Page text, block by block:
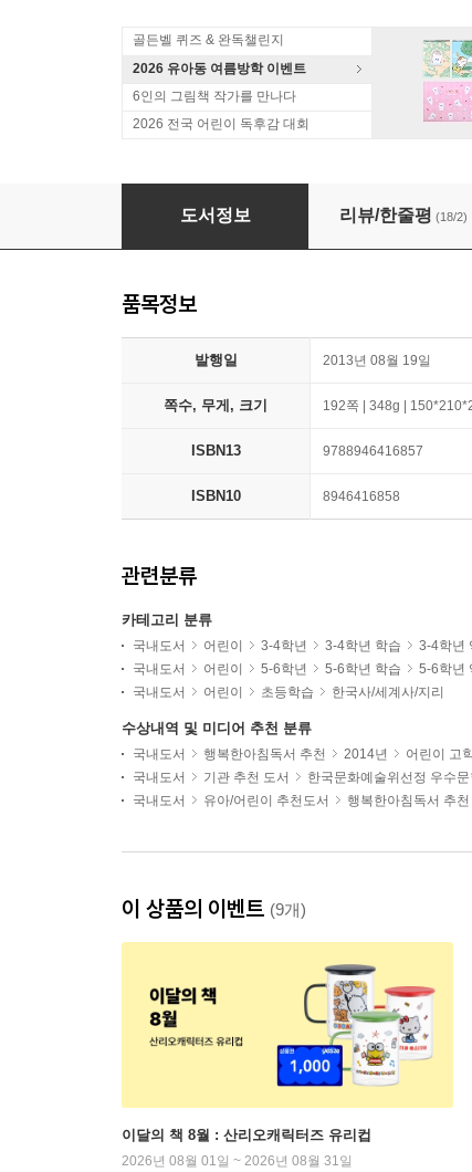
골든벨 퀴즈 & 완독챌린지
2026 유아동 여름방학 이벤트
6인의 그림책 작가를 만나다
2026 전국 어린이 독후감 대회
꿈꾸는 수렵도
도서정보 리뷰/한줄평 (18/2)
품목정보
발행일 2013년 08월 19일
쪽수, 무게, 크기 192쪽 | 348g |
ISBN13 9788946416857
ISBN10 8946416858
관련분류
카테고리 분류
국내도서 어린이 3-4학년 3-4학년 학습
3-4학년
국내도서
어린이 5-6학년 5-6학년 학습
5-6학년
국내도서
어린이 초등학습 한국사/세계사/지리
수상내역 및 미디어 추천 분류
국내도서 행복한아침독서 추천 2014년
어린이 고
국내도서
기관 추천 도서 한국문화예술위선정 우수
국내도서
유아/어린이 추천도서 행복한아침독서 추천
이 상품의 이벤트 (9개)
이달의 책 8월 : 산리오캐릭터즈 유리컵
2026년 08월 01일 ~ 2026년 08월 31일